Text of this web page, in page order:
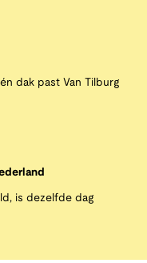
dak past Van Tilburg
is dezelfde dag